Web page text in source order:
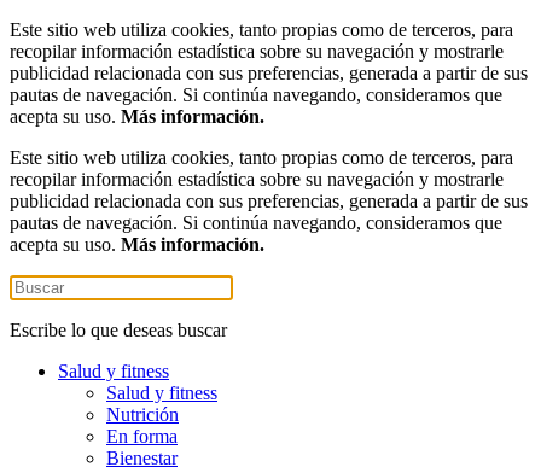
Este sitio web utiliza cookies, tanto propias como de terceros, para
recopilar información estadística sobre su navegación y mostrarle
publicidad relacionada con sus preferencias, generada a partir de sus
pautas de navegación. Si continúa navegando, consideramos que
acepta su uso. Más información.
Este sitio web utiliza cookies, tanto propias como de terceros, para
recopilar información estadística sobre su navegación y mostrarle
publicidad relacionada con sus preferencias, generada a partir de sus
pautas de navegación. Si continúa navegando, consideramos que
acepta su uso. Más información.
Escribe lo que deseas buscar
Salud y fitness
Salud y fitness
Nutrición
En forma
Bienestar